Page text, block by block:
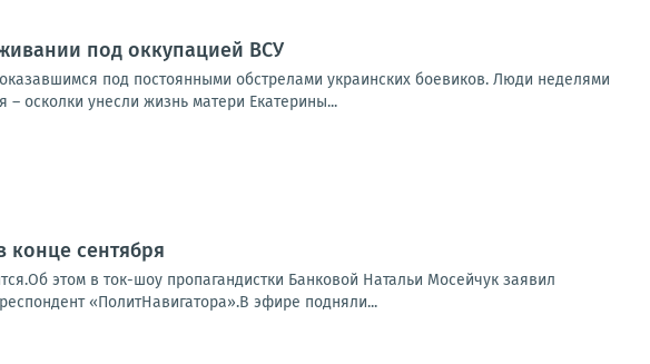
под оккупацией ВСУ
под постоянными обстрелами украинских боевиков. Люди неделями
осколки унесли жизнь матери Екатерины...
конце сентября
этом в ток-шоу пропагандистки Банковой Натальи Мосейчук заявил
«ПолитНавигатора».В эфире подняли...